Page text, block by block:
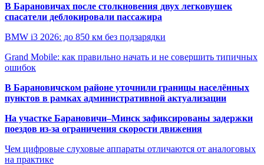
В Барановичах после столкновения двух легковушек
спасатели деблокировали пассажира
BMW i3 2026: до 850 км без подзарядки
Grand Mobile: как правильно начать и не совершить типичных
ошибок
В Барановичском районе уточнили границы населённых
пунктов в рамках административной актуализации
На участке Барановичи–Минск зафиксированы задержки
поездов из-за ограничения скорости движения
Чем цифровые слуховые аппараты отличаются от аналоговых
на практике